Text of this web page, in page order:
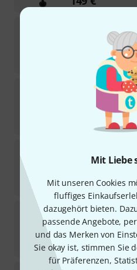
Mit Liebe
Mit unseren Cookies
fluffiges
dazugehört bieten.
passende Angebote,
und das Merken von
Sie okay ist, stimmen Sie
für Präferenzen,
Sofort lieferbar
DUA9531-F
Sofort lieferbar
12
20,50 €
DPADUA6003
9
Sofort lieferbar
55€